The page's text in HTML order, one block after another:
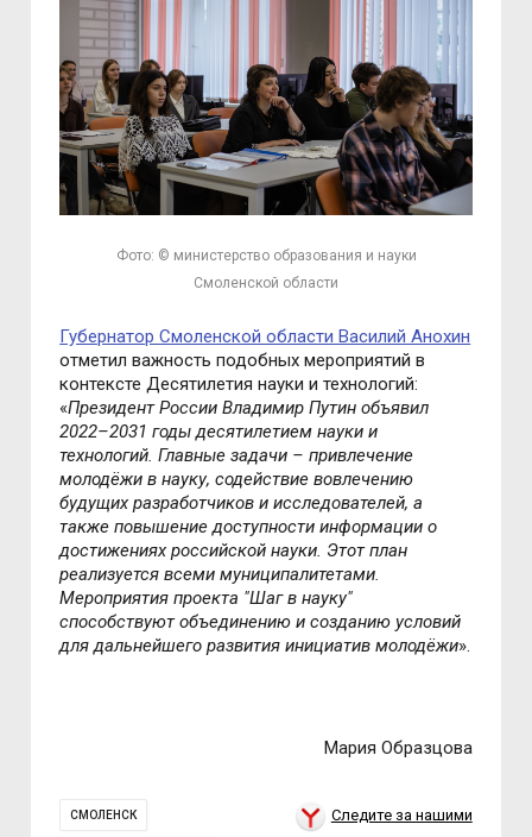
Фото: © министерство образования и науки
Смоленской области
Губернатор Смоленской области Василий Анохин
отметил важность подобных мероприятий в
контексте Десятилетия науки и технологий:
«Президент России Владимир Путин объявил
2022–2031 годы десятилетием науки и
технологий. Главные задачи – привлечение
молодёжи в науку, содействие вовлечению
будущих разработчиков и исследователей, а
также повышение доступности информации о
достижениях российской науки. Этот план
реализуется всеми муниципалитетами.
Мероприятия проекта "Шаг в науку"
способствуют объединению и созданию условий
для дальнейшего развития инициатив молодёжи».
Мария Образцова
СМОЛЕНСК
Следите за нашими